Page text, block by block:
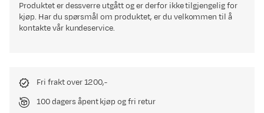
Produktet er dessverre utgått og er derfor ikke tilgjengelig for
kjøp. Har du spørsmål om produktet, er du velkommen til å
kontakte vår kundeservice.
Fri frakt over 1200,-
100 dagers åpent kjøp og fri retur